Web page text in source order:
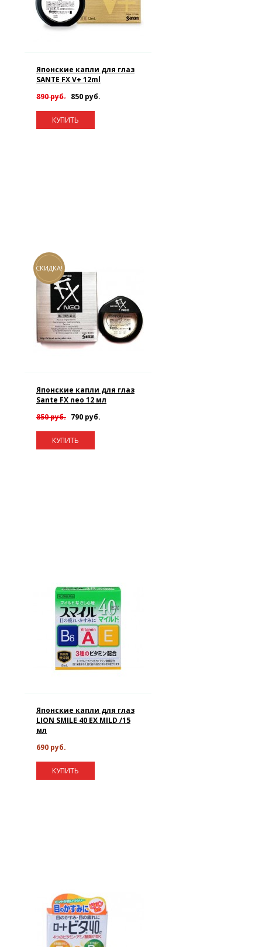
Японские капли для глаз
SANTE FX V+ 12ml
890 руб. 850 руб.
КУПИТЬ
СКИДКА!
Японские капли для глаз
Sante FX neo 12 мл
850 руб. 790 руб.
КУПИТЬ
Японские капли для глаз
LION SMILE 40 EX MILD /15
мл
690 руб.
КУПИТЬ